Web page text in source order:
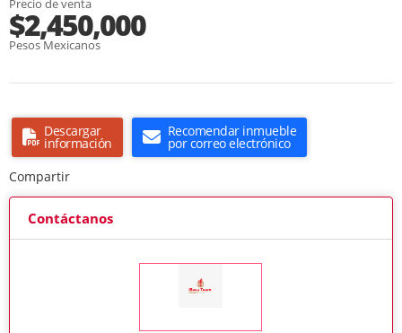
Precio de venta
$2,450,000
Pesos Mexicanos
Descargar
información
Recomendar inmueble
por correo electrónico
Compartir
Contáctanos